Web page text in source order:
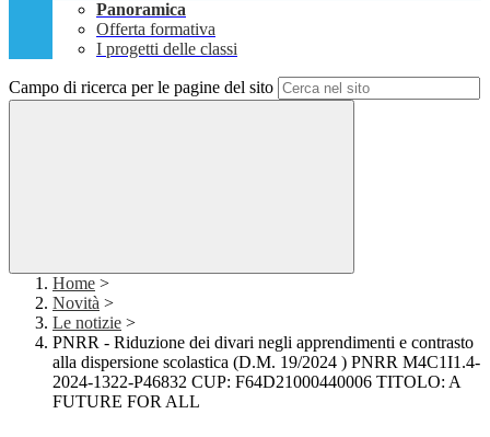
Panoramica
Offerta formativa
I progetti delle classi
Campo di ricerca per le pagine del sito
Home >
Novità >
Le notizie >
PNRR - Riduzione dei divari negli apprendimenti e contrasto
alla dispersione scolastica (D.M. 19/2024 ) PNRR M4C1I1.4-
2024-1322-P46832 CUP: F64D21000440006 TITOLO: A
FUTURE FOR ALL